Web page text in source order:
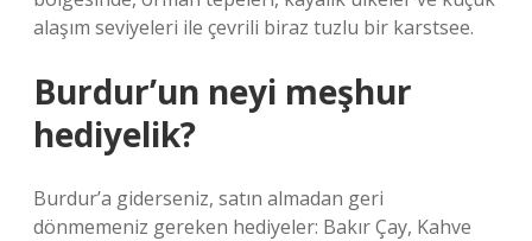
alaşım seviyeleri ile çevrili biraz tuzlu bir karstsee.
Burdur’un neyi meşhur
hediyelik?
Burdur’a giderseniz, satın almadan geri
dönmemeniz gereken hediyeler: Bakır Çay, Kahve